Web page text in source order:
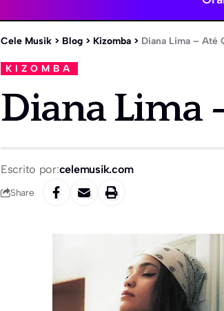
Cele Musik > Blog > Kizomba > Diana Lima – Até
KIZOMBA
Diana Lima
Escrito por:celemusik.com
Share